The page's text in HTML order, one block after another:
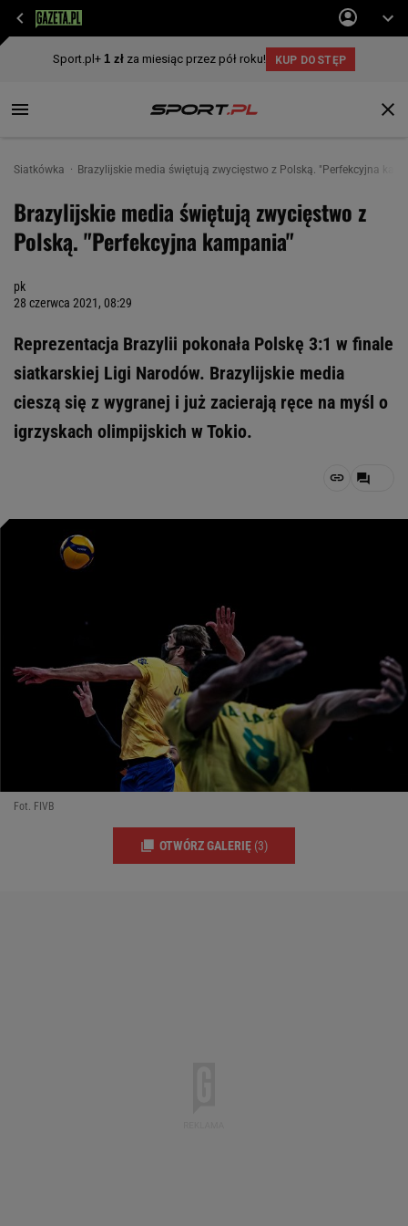
Siatkówka Brazylijskie media świętują zwycięstwo z Polską. "Perfekcyjna
Brazylijskie media świętują zwycięstwo z
Polską. "Perfekcyjna kampania"
pk
28 czerwca 2021, 08:29
Reprezentacja Brazylii pokonała Polskę 3:1 w finale
siatkarskiej Ligi Narodów. Brazylijskie media
cieszą się z wygranej i już zacierają ręce na myśl o
igrzyskach olimpijskich w Tokio.
Fot. FIVB
OTWÓRZ GALERIĘ (3)